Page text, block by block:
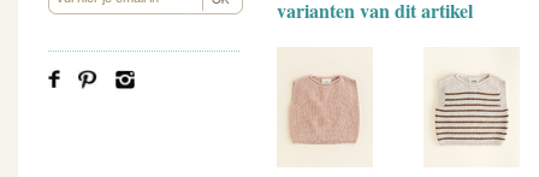
varianten van dit artikel